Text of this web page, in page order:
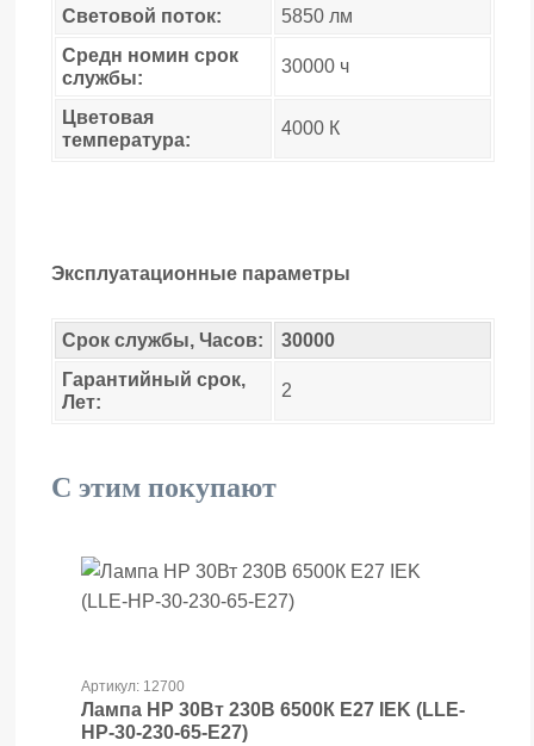
Световой поток:
5850 лм
Средн номин срок
службы:
30000 ч
Цветовая
температура:
4000 К
Эксплуатационные параметры
Срок службы, Часов:
30000
Гарантийный срок,
Лет:
2
С этим покупают
Артикул: 12700
Лампа HP 30Вт 230В 6500К E27 IEK (LLE-
HP-30-230-65-E27)